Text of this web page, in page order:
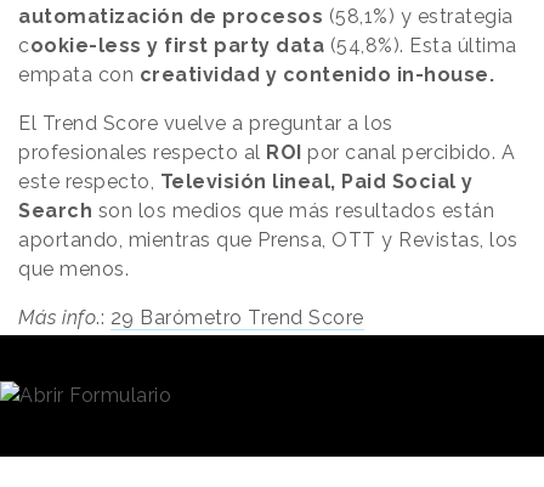
automatización de procesos (58,1%) y estrategia
cookie-less y first party data (54,8%). Esta última
empata con creatividad y contenido in-house.
El Trend Score vuelve a preguntar a los
profesionales respecto al ROI por canal percibido. A
este respecto, Televisión lineal, Paid Social y
Search son los medios que más resultados están
aportando, mientras que Prensa, OTT y Revistas, los
que menos.
Más info.: 29 Barómetro Trend Score